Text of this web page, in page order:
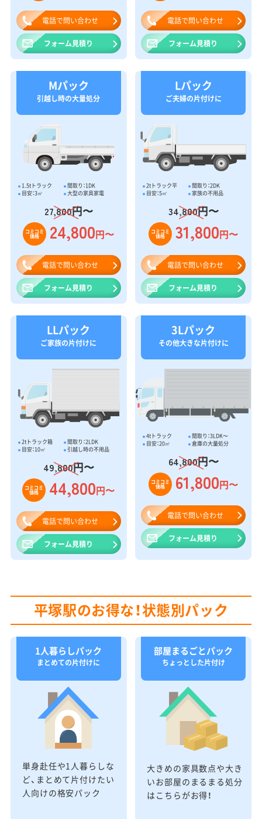
電話で問い合わせ
フォーム見積り
電話で問い合わせ
フォーム見積り
Mパック
引越し時の大量処分
1.5tトラック
間取り：1DK
目安：3㎥
大型の家具家電
27,800円〜
コミコミ
価格 24,800円〜
電話で問い合わせ
フォーム見積り
Lパック
ご夫婦の片付けに
2tトラック平
間取り：2DK
目安：5㎥
家族の不用品
34,800円〜
コミコミ
価格 31,800円〜
電話で問い合わせ
フォーム見積り
LLパック
ご家族の片付けに
2tトラック箱
間取り：2LDK
目安：10㎥
引越し時の不用品
49,800円〜
コミコミ
価格 44,800円〜
電話で問い合わせ
フォーム見積り
3Lパック
その他大きな片付けに
4tトラック
間取り：3LDK〜
目安：20㎥
倉庫の大量処分
64,800円〜
コミコミ
価格 61,800円〜
電話で問い合わせ
フォーム見積り
平塚駅のお得な！状態別パック
1人暮らしパック
まとめての片付けに
単身赴任や1人暮らしな
ど、まとめて片付けたい
人向けの格安パック
部屋まるごとパック
ちょっとした片付け
大きめの家具数点や大き
いお部屋のまるまる処分
はこちらがお得！